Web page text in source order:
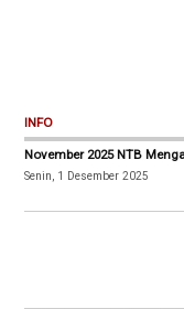
INFO
November 2025 NTB
Senin, 1 Desember 2025